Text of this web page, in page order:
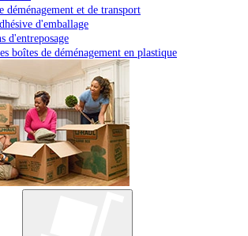
déménagement et de transport
d'emballage
d'entreposage
boîtes de déménagement en plastique